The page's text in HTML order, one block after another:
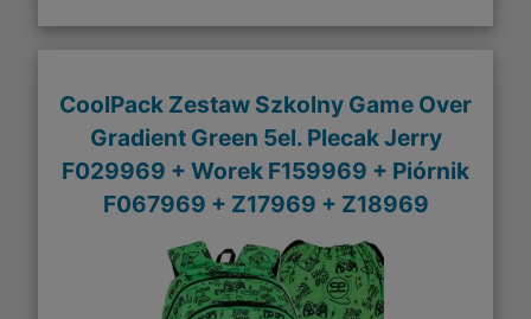
CoolPack Zestaw Szkolny Game Over
Gradient Green 5el. Plecak Jerry
F029969 + Worek F159969 + Piórnik
F067969 + Z17969 + Z18969